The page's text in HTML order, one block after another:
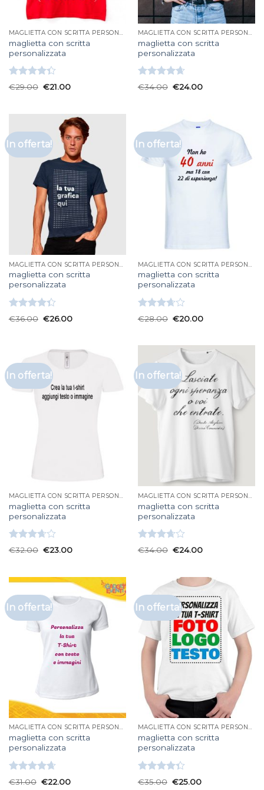
MAGLIETTA CON SCRITTA PERSONALIZZATA
maglietta con scritta
personalizzata
Valutato
€29.00 €21.00
MAGLIETTA CON SCRITTA PERSONALIZZATA
maglietta con scritta
personalizzata
Valutato
€34.00 €24.00
In offerta!
maglietta con scritta
personalizzata
Valutato
€36.00 €26.00
In offerta!
maglietta con scritta
personalizzata
Valutato
€28.00 €20.00
In offerta!
MAGLIETTA CON SCRITTA PERSONALIZZATA
maglietta con scritta
personalizzata
Valutato
€32.00 €23.00
In offerta!
MAGLIETTA CON SCRITTA PERSONALIZZATA
maglietta con scritta
personalizzata
Valutato
€34.00 €24.00
In offerta!
MAGLIETTA CON SCRITTA PERSONALIZZATA
maglietta con scritta
personalizzata
Valutato
€31.00 €22.00
In offerta!
MAGLIETTA CON SCRITTA PERSONALIZZATA
maglietta con scritta
personalizzata
Valutato
€35.00 €25.00